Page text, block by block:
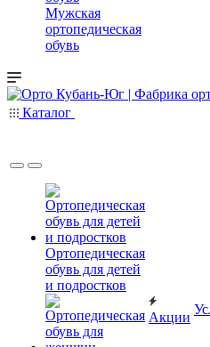
Мужская
ортопедическая
обувь
Каталог
Ортопедическая
обувь для детей
и подростков
Акции